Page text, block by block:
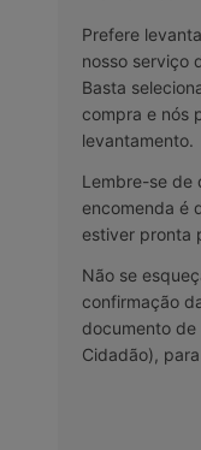
Prefere
nosso serviço
Basta
compra e nós
levantamento.
Lembre-se de
encomenda é
estiver pronta
Não se
confirmação
documento
Cidadão),